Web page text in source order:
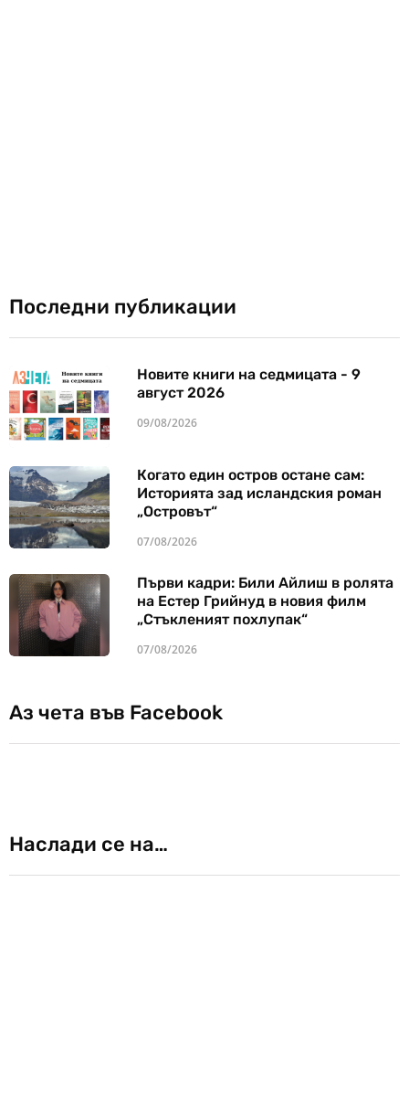
Последни публикации
Новите книги на седмицата - 9
август 2026
09/08/2026
Когато един остров остане сам:
Историята зад исландския роман
„Островът“
07/08/2026
Първи кадри: Били Айлиш в ролята
на Естер Грийнуд в новия филм
„Стъкленият похлупак“
07/08/2026
Аз чета във Facebook
Наслади се на…